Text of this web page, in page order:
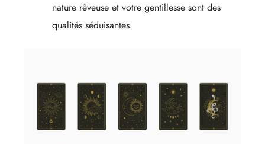
nature rêveuse et votre gentillesse sont des
qualités séduisantes.